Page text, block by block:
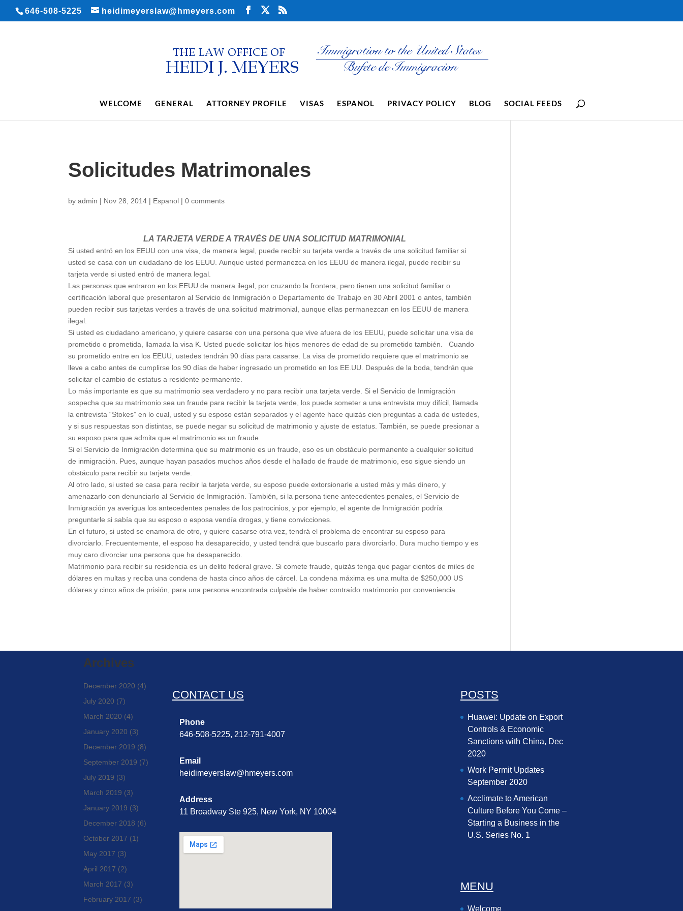
646-508-5225 heidimeyerslaw@hmeyers.com
WELCOME GENERAL ATTORNEY PROFILE VISAS ESPANOL PRIVACY POLICY BLOG SOCIAL FEEDS
Solicitudes Matrimonales
byadmin | Nov 28, 2014 | Espanol |0 comments
LA TARJETA VERDE A TRAVÉS DE UNA SOLICITUD MATRIMONIAL
Si usted entró en los EEUU con una visa, de manera legal, puede recibir su tarjeta verde a través de una solicitud familiar si
usted se casa con un ciudadano de los EEUU. Aunque usted permanezca en los EEUU de manera ilegal, puede recibir su
tarjeta verde si usted entró de manera legal.
Las personas que entraron en los EEUU de manera ilegal, por cruzando la frontera, pero tienen una solicitud familiar o
certificación laboral que presentaron al Servicio de Inmigración o Departamento de Trabajo en 30 Abril 2001 o antes, también
pueden recibir sus tarjetas verdes a través de una solicitud matrimonial, aunque ellas permanezcan en los EEUU de manera
ilegal.
Si usted es ciudadano americano, y quiere casarse con una persona que vive afuera de los EEUU, puede solicitar una visa de
prometido o prometida, llamada la visa K. Usted puede solicitar los hijos menores de edad de su prometido también. Cuando
su prometido entre en los EEUU, ustedes tendrán 90 días para casarse. La visa de prometido requiere que el matrimonio se
lleve a cabo antes de cumplirse los 90 días de haber ingresado un prometido en los EE.UU. Después de la boda, tendrán que
solicitar el cambio de estatus a residente permanente.
Lo más importante es que su matrimonio sea verdadero y no para recibir una tarjeta verde. Si el Servicio de Inmigración
sospecha que su matrimonio sea un fraude para recibir la tarjeta verde, los puede someter a una entrevista muy difícil, llamada
la entrevista “Stokes” en lo cual, usted y su esposo están separados y el agente hace quizás cien preguntas a cada de ustedes,
y si sus respuestas son distintas, se puede negar su solicitud de matrimonio y ajuste de estatus. También, se puede presionar a
su esposo para que admita que el matrimonio es un fraude.
Si el Servicio de Inmigración determina que su matrimonio es un fraude, eso es un obstáculo permanente a cualquier solicitud
de inmigración. Pues, aunque hayan pasados muchos años desde el hallado de fraude de matrimonio, eso sigue siendo un
obstáculo para recibir su tarjeta verde.
Al otro lado, si usted se casa para recibir la tarjeta verde, su esposo puede extorsionarle a usted más y más dinero, y
amenazarlo con denunciarlo al Servicio de Inmigración. También, si la persona tiene antecedentes penales, el Servicio de
Inmigración ya averigua los antecedentes penales de los patrocinios, y por ejemplo, el agente de Inmigración podría
preguntarle si sabía que su esposo o esposa vendía drogas, y tiene convicciones.
En el futuro, si usted se enamora de otro, y quiere casarse otra vez, tendrá el problema de encontrar su esposo para
divorciarlo. Frecuentemente, el esposo ha desaparecido, y usted tendrá que buscarlo para divorciarlo. Dura mucho tiempo y es
muy caro divorciar una persona que ha desaparecido.
Matrimonio para recibir su residencia es un delito federal grave. Si comete fraude, quizás tenga que pagar cientos de miles de
dólares en multas y reciba una condena de hasta cinco años de cárcel. La condena máxima es una multa de $250,000 US
dólares y cinco años de prisión, para una persona encontrada culpable de haber contraído matrimonio por conveniencia.
Archives
December 2020 (4)
July 2020 (7)
March 2020 (4)
January 2020 (3)
December 2019 (8)
September 2019 (7)
July 2019 (3)
March 2019 (3)
January 2019 (3)
December 2018 (6)
October 2017 (1)
May 2017 (3)
April 2017 (2)
March 2017 (3)
February 2017 (3)
CONTACT US
Phone
646-508-5225, 212-791-4007
Email
heidimeyerslaw@hmeyers.com
Address
11 Broadway Ste 925, New York, NY 10004
POSTS
Huawei: Update on Export
Controls & Economic
Sanctions with China, Dec
2020
Work Permit Updates
September 2020
Acclimate to American
Culture Before You Come –
Starting a Business in the
U.S. Series No. 1
MENU
Welcome